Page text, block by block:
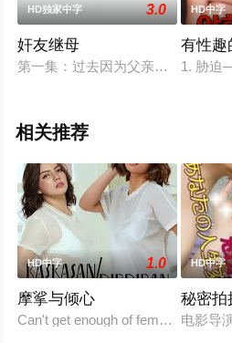
HD独家中字 3.0
奸友继母
第一集：过去因为父亲而有解离性
HD中字
有性趣
1. 胁迫
相关推荐
HD中字 1.0
摩挲与倾心
Can't get enough of female to
HD中字
秘密拍
电影导